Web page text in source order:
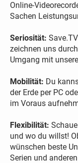
Online-
Sachen
Seriosität:
zeichnen uns
Umgang mit
Mobilität: Du
der Erde per PC
im Voraus
Flexibilität:
und wo du willst!
wünschen beste
Serien und